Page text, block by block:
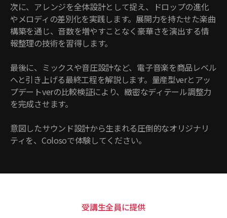
次に、アレンジを全体設計として捉え、ドロップの進化
やメロディの差別化を実践します。展開力を持たせた楽曲
構築を通じ、音数を増やすことなく豪華さを演出する情
報整理の技術を習得します。
最後に、ミックスや音圧設計など、電子音楽を商品レベル
へと引き上げる最終工程を解説します。量産型verとアッ
プデートverの比較検証により、緻密なディテール調整力
を完成させます。
意図したサウンド設計から生まれる圧倒的なオリジナリ
ティを、Colosoで体験してください。
受講生全員に提供